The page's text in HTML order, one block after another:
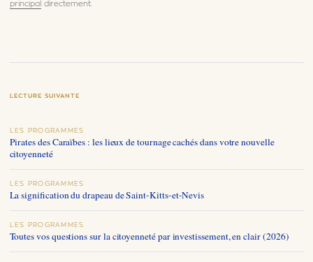
principal directement.
LECTURE SUIVANTE
LES PROGRAMMES
Pirates des Caraïbes : les lieux de tournage cachés dans votre nouvelle
citoyenneté
LES PROGRAMMES
La signification du drapeau de Saint-Kitts-et-Nevis
LES PROGRAMMES
Toutes vos questions sur la citoyenneté par investissement, en clair (2026)